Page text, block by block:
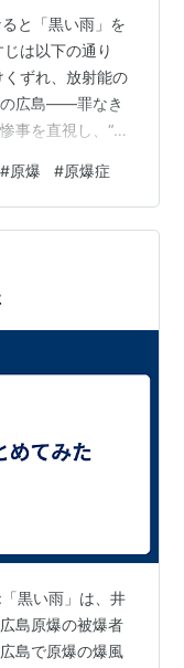
と「黒い雨」を
は以下の通り
くずれ、放射能の
の広島――罪なき
事を直視し、“黒
ながら、悲劇の
。被爆という世
して定着させた
ン（原爆のこ
、原爆という言
#原爆 #原爆症
黒い雨」は、井
島原爆の被爆者
島で原爆の爆風